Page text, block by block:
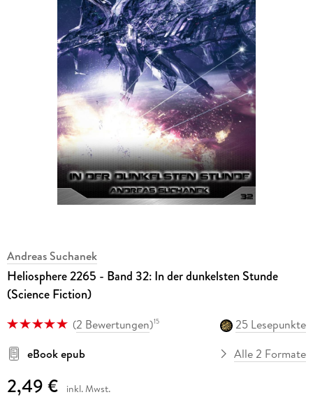
Andreas Suchanek
Heliosphere 2265 - Band 32: In der dunkelsten Stunde
(Science Fiction)
(2 Bewertungen)15
25 Lesepunkte
eBook epub
Alle 2 Formate
2,49 € inkl. Mwst.